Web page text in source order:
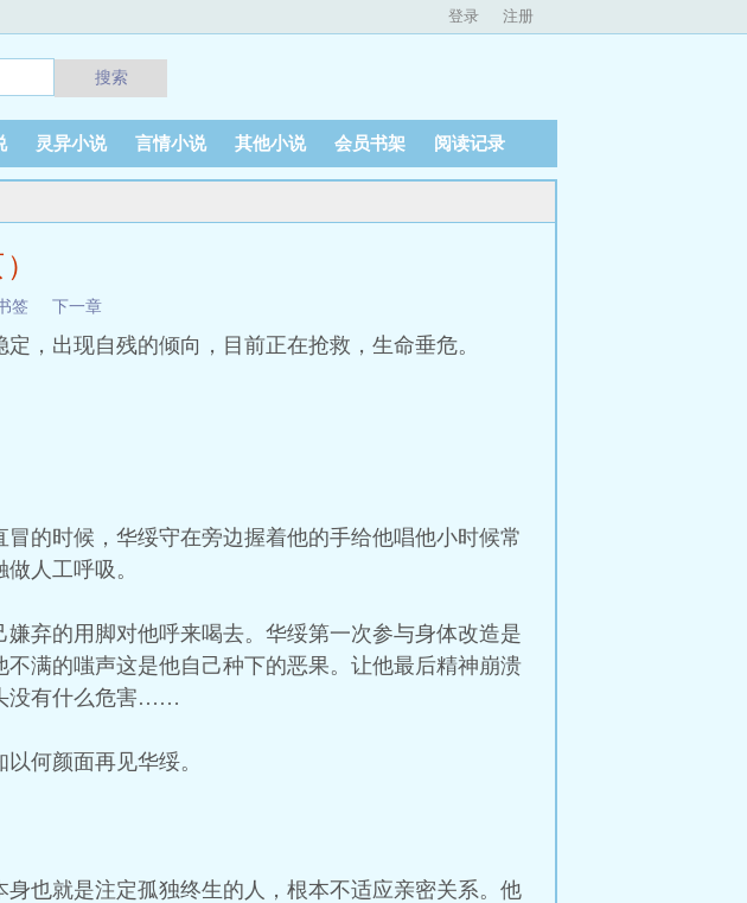
登录 注册
搜索
灵异小说 言情小说 其他小说 会员书架 阅读记录
签 下一章
，出现自残的倾向，目前正在抢救，生命垂危。
的时候，华绥守在旁边握着他的手给他唱他小时候常
人工呼吸。
弃的用脚对他呼来喝去。华绥第一次参与身体改造是
满的嗤声这是他自己种下的恶果。让他最后精神崩溃
没有什么危害……
何颜面再见华绥。
也就是注定孤独终生的人，根本不适应亲密关系。他